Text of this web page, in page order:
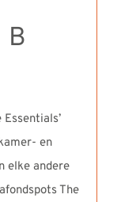
en
elke andere
The